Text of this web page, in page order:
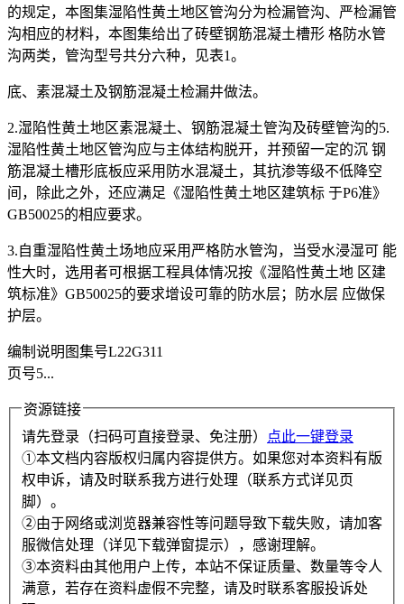
的规定，本图集湿陷性黄土地区管沟分为检漏管沟、严检漏管
沟相应的材料，本图集给出了砖壁钢筋混凝土槽形 格防水管
沟两类，管沟型号共分六种，见表1。
底、素混凝土及钢筋混凝土检漏井做法。
2.湿陷性黄土地区素混凝土、钢筋混凝土管沟及砖壁管沟的5.
湿陷性黄土地区管沟应与主体结构脱开，并预留一定的沉 钢
筋混凝土槽形底板应采用防水混凝土，其抗渗等级不低降空
间，除此之外，还应满足《湿陷性黄土地区建筑标 于P6准》
GB50025的相应要求。
3.自重湿陷性黄土场地应采用严格防水管沟，当受水浸湿可 能
性大时，选用者可根据工程具体情况按《湿陷性黄土地 区建
筑标准》GB50025的要求增设可靠的防水层；防水层 应做保
护层。
编制说明图集号L22G311
页号5...
资源链接
请先登录（扫码可直接登录、免注册）
点此一键登录
①本文档内容版权归属内容提供方。如果您对本资料有版
权申诉，请及时联系我方进行处理（联系方式详见页
脚）。
②由于网络或浏览器兼容性等问题导致下载失败，请加客
服微信处理（详见下载弹窗提示），感谢理解。
③本资料由其他用户上传，本站不保证质量、数量等令人
满意，若存在资料虚假不完整，请及时联系客服投诉处